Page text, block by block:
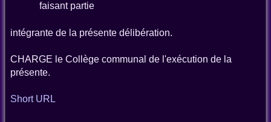
faisant partie
intégrante de la présente délibération.
CHARGE le Collège communal de l'exécution de la
présente.
Short URL